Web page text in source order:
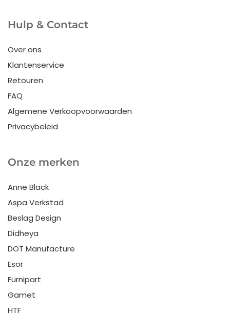
Hulp & Contact
Over ons
Klantenservice
Retouren
FAQ
Algemene Verkoopvoorwaarden
Privacybeleid
Onze merken
Anne Black
Aspa Verkstad
Beslag Design
Didheya
DOT Manufacture
Esor
Furnipart
Gamet
HTF